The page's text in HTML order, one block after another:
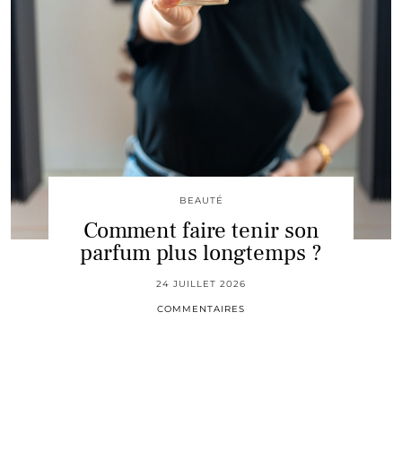
BEAUTÉ
Comment faire tenir son
parfum plus longtemps ?
24 JUILLET 2026
COMMENTAIRES